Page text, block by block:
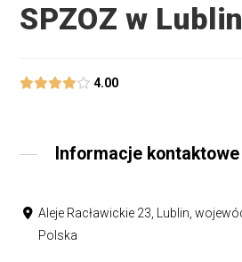
SPZOZ w
4.00
Informacje kontaktowe
Aleje Racławickie 23, Lublin,
Polska